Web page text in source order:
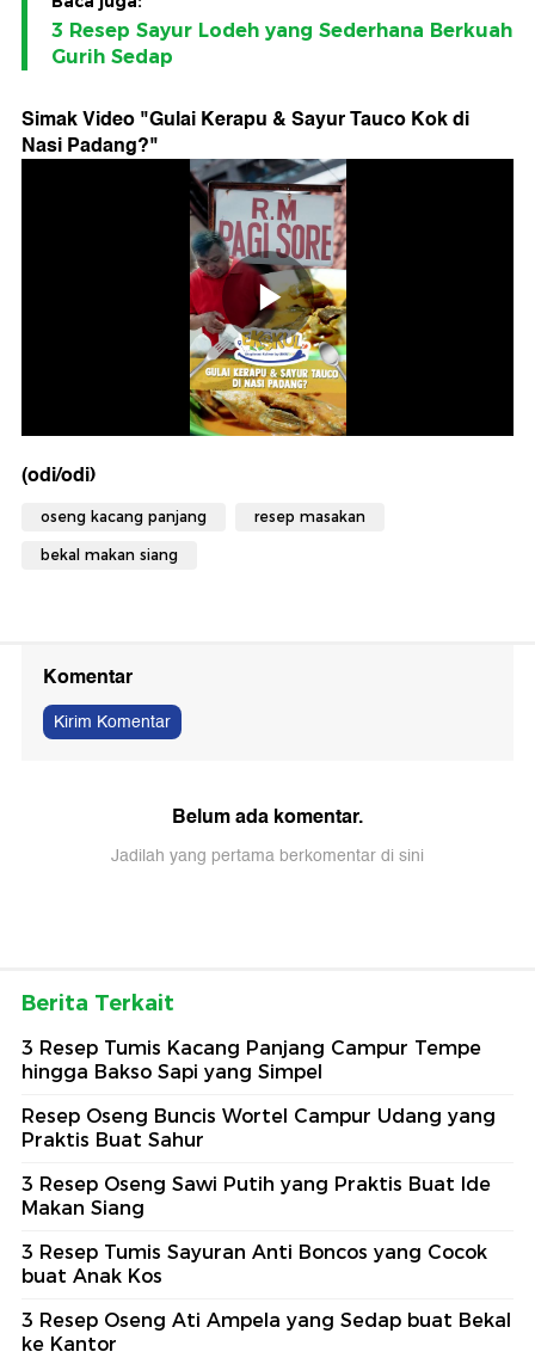
3 Resep Sayur Lodeh yang Sederhana Berkuah
Gurih Sedap
Simak Video "Gulai Kerapu & Sayur Tauco Kok di
Nasi Padang?"
(odi/odi)
oseng kacang panjang resep masakan
bekal makan siang
Komentar
Kirim Komentar
Belum ada komentar.
Jadilah yang pertama berkomentar di sini
Berita Terkait
3 Resep Tumis Kacang Panjang Campur Tempe
hingga Bakso Sapi yang Simpel
Resep Oseng Buncis Wortel Campur Udang yang
Praktis Buat Sahur
3 Resep Oseng Sawi Putih yang Praktis Buat Ide
Makan Siang
3 Resep Tumis Sayuran Anti Boncos yang Cocok
buat Anak Kos
3 Resep Oseng Ati Ampela yang Sedap buat Bekal
ke Kantor